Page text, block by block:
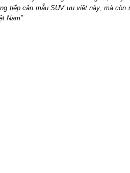
tiếp cận mẫu SUV ưu việt này, mà còn
Nam”.